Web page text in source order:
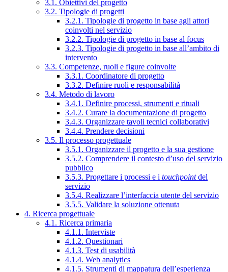
3.1. Obiettivi del progetto
3.2. Tipologie di progetti
3.2.1. Tipologie di progetto in base agli attori
coinvolti nel servizio
3.2.2. Tipologie di progetto in base al focus
3.2.3. Tipologie di progetto in base all’ambito di
intervento
3.3. Competenze, ruoli e figure coinvolte
3.3.1. Coordinatore di progetto
3.3.2. Definire ruoli e responsabilità
3.4. Metodo di lavoro
3.4.1. Definire processi, strumenti e rituali
3.4.2. Curare la documentazione di progetto
3.4.3. Organizzare tavoli tecnici collaborativi
3.4.4. Prendere decisioni
3.5. Il processo progettuale
3.5.1. Organizzare il progetto e la sua gestione
3.5.2. Comprendere il contesto d’uso del servizio
pubblico
3.5.3. Progettare i processi e i touchpointdel
servizio
3.5.4. Realizzare l’interfaccia utente del servizio
3.5.5. Validare la soluzione ottenuta
4. Ricerca progettuale
4.1. Ricerca primaria
4.1.1. Interviste
4.1.2. Questionari
4.1.3. Test di usabilità
4.1.4. Web analytics
4.1.5. Strumenti di mappatura dell’esperienza